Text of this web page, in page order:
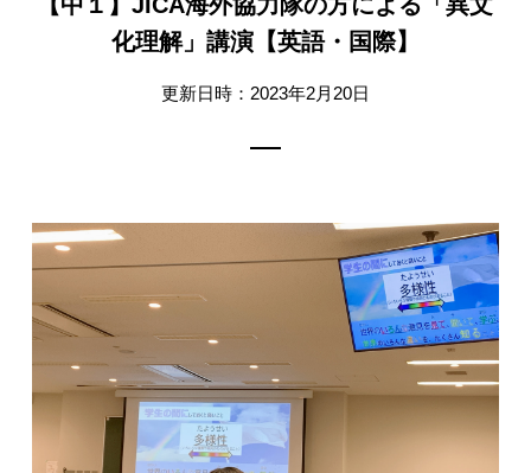
化理解」講演【英語・国際】
更新日時：2023年2月20日